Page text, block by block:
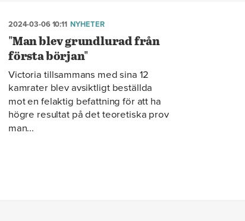
2024-03-06 10:11 NYHETER
"Man blev grundlurad från
första början"
Victoria tillsammans med sina 12
kamrater blev avsiktligt beställda
mot en felaktig befattning för att ha
högre resultat på det teoretiska prov
man...